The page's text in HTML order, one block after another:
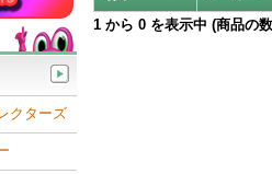
1 から 0 を表示中 (商品の
クターズ